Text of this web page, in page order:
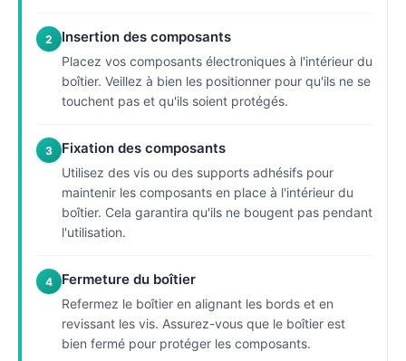
2 Insertion des composants
Placez vos composants électroniques à l'intérieur du
boîtier. Veillez à bien les positionner pour qu'ils ne se
touchent pas et qu'ils soient protégés.
3 Fixation des composants
Utilisez des vis ou des supports adhésifs pour
maintenir les composants en place à l'intérieur du
boîtier. Cela garantira qu'ils ne bougent pas pendant
l'utilisation.
4 Fermeture du boîtier
Refermez le boîtier en alignant les bords et en
revissant les vis. Assurez-vous que le boîtier est
bien fermé pour protéger les composants.